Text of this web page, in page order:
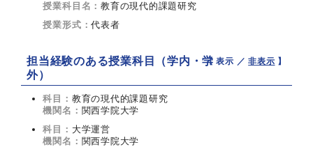
授業科目名：教育の現代的課題研究
授業形式：代表者
担当経験のある授業科目（学内・学
外）
【 表示 ／非表示 】
科目： 教育の現代的課題研究
機関名： 関西学院大学
科目： 大学運営
機関名： 関西学院大学